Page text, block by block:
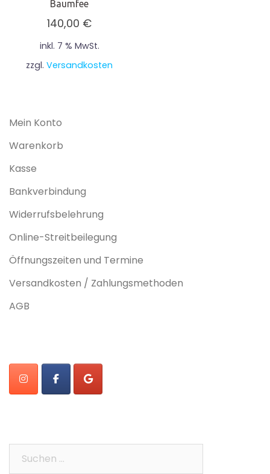
Baumfee
140,00 €
inkl. 7 % MwSt.
zzgl.Versandkosten
Mein Konto
Warenkorb
Kasse
Bankverbindung
Widerrufsbelehrung
Online-Streitbeilegung
Öffnungszeiten und Termine
Versandkosten / Zahlungsmethoden
AGB
Suchen